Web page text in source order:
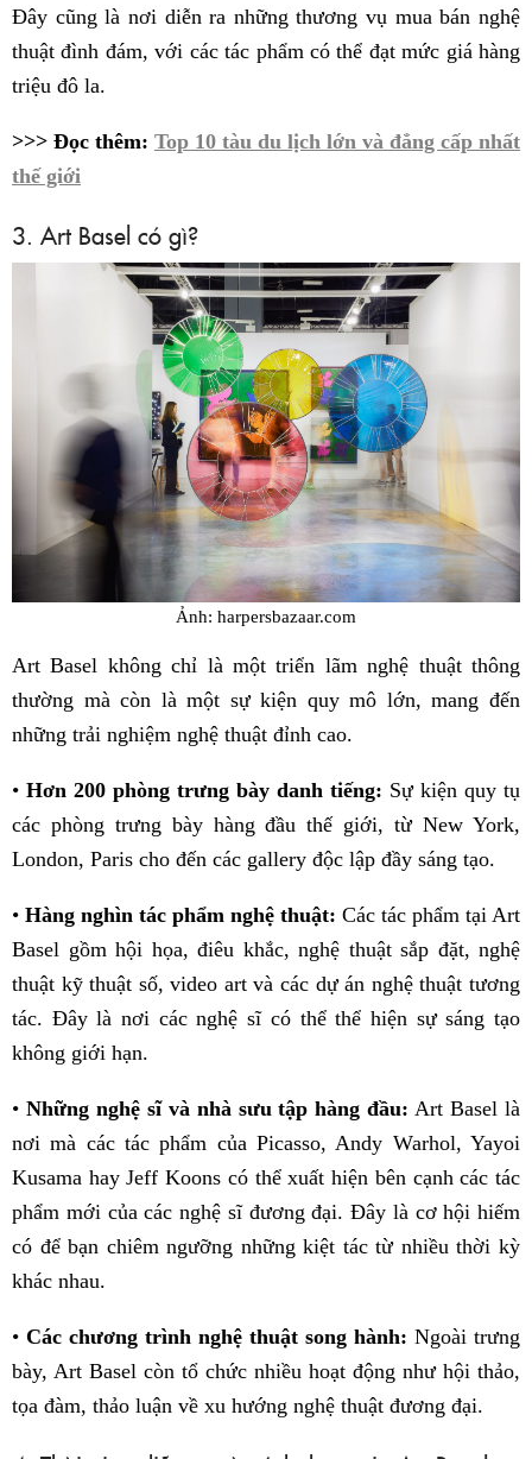
Đây cũng là nơi diễn ra những thương vụ mua bán nghệ
thuật đình đám, với các tác phẩm có thể đạt mức giá hàng
triệu đô la.
>>> Đọc thêm: Top 10 tàu du lịch lớn và đẳng cấp nhất
thế giới
3. Art Basel có gì?
Ảnh: harpersbazaar.com
Art Basel không chỉ là một triển lãm nghệ thuật thông
thường mà còn là một sự kiện quy mô lớn, mang đến
những trải nghiệm nghệ thuật đỉnh cao.
• Hơn 200 phòng trưng bày danh tiếng: Sự kiện quy tụ
các phòng trưng bày hàng đầu thế giới, từ New York,
London, Paris cho đến các gallery độc lập đầy sáng tạo.
• Hàng nghìn tác phẩm nghệ thuật: Các tác phẩm tại Art
Basel gồm hội họa, điêu khắc, nghệ thuật sắp đặt, nghệ
thuật kỹ thuật số, video art và các dự án nghệ thuật tương
tác. Đây là nơi các nghệ sĩ có thể thể hiện sự sáng tạo
không giới hạn.
• Những nghệ sĩ và nhà sưu tập hàng đầu: Art Basel là
nơi mà các tác phẩm của Picasso, Andy Warhol, Yayoi
Kusama hay Jeff Koons có thể xuất hiện bên cạnh các tác
phẩm mới của các nghệ sĩ đương đại. Đây là cơ hội hiếm
có để bạn chiêm ngưỡng những kiệt tác từ nhiều thời kỳ
khác nhau.
• Các chương trình nghệ thuật song hành: Ngoài trưng
bày, Art Basel còn tổ chức nhiều hoạt động như hội thảo,
tọa đàm, thảo luận về xu hướng nghệ thuật đương đại.